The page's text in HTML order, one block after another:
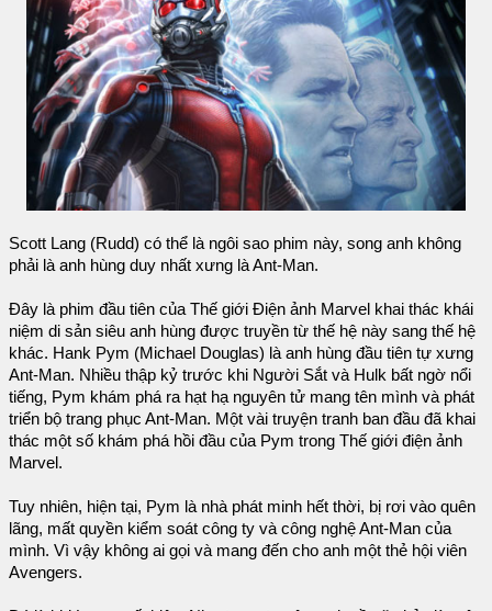
Scott Lang (Rudd) có thể là ngôi sao phim này, song anh không
phải là anh hùng duy nhất xưng là Ant-Man.
Đây là phim đầu tiên của Thế giới Điện ảnh Marvel khai thác khái
niệm di sản siêu anh hùng được truyền từ thế hệ này sang thế hệ
khác. Hank Pym (Michael Douglas) là anh hùng đầu tiên tự xưng
Ant-Man. Nhiều thập kỷ trước khi Người Sắt và Hulk bất ngờ nổi
tiếng, Pym khám phá ra hạt hạ nguyên tử mang tên mình và phát
triển bộ trang phục Ant-Man. Một vài truyện tranh ban đầu đã khai
thác một số khám phá hồi đầu của Pym trong Thế giới điện ảnh
Marvel.
Tuy nhiên, hiện tại, Pym là nhà phát minh hết thời, bị rơi vào quên
lãng, mất quyền kiểm soát công ty và công nghệ Ant-Man của
mình. Vì vậy không ai gọi và mang đến cho anh một thẻ hội viên
Avengers.